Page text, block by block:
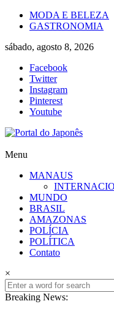
Skip
MODA E BELEZA
GASTRONOMIA
sábado, agosto 8, 2026
Facebook
Twitter
Instagram
Pinterest
Youtube
Portal
Japonês
Japão
mais
perto
Menu
MANAUS
MUNDO
BRASIL
AMAZONAS
POLÍCIA
POLÍTICA
Contato
×
Breaking News: